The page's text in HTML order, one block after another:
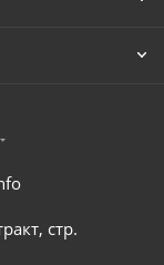
стр.